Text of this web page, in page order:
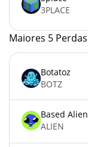
3PLACE
Maiores 5 Perdas
Botatoz
BOTZ
Based Alien
ALIEN